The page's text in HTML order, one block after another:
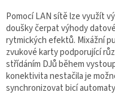
Pomocí LAN sítě lze využít
doušky čerpat výhody
rytmických efektů. Mixážní
zvukové karty podporující
střídáním DJů během
konektivita nestačila je
synchronizovat bicí